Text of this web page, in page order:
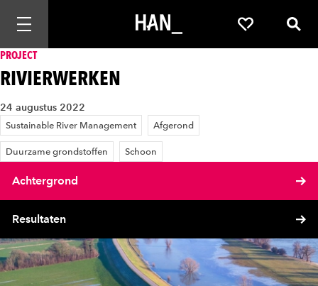
Mobiele navigatie openen Favorieten
PROJECT
RIVIERWERKEN
24 augustus 2022
Sustainable River Management Afgerond
Duurzame grondstoffen Schoon
Achtergrond
Resultaten